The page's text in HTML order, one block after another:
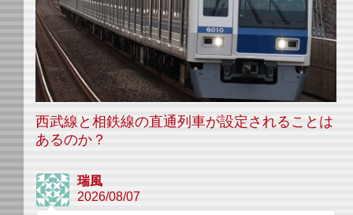
西武線と相鉄線の直通列車が設定されることは
あるのか？
瑞風
2026/08/07